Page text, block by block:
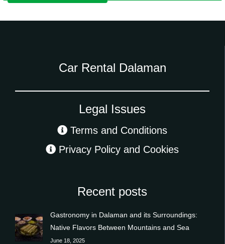
Other
Car Rental Dalaman
Legal Issues
Terms and Conditions
Privacy Policy and Cookies
Recent posts
Gastronomy in Dalaman and its Surroundings:
Native Flavors Between Mountains and Sea
June 18, 2025